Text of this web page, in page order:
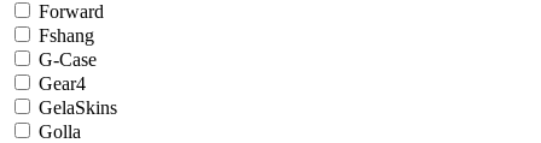
Forward
Fshang
G-Case
Gear4
GelaSkins
Golla